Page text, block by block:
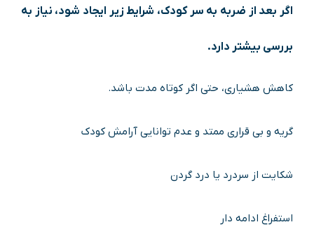
اگر بعد از ضربه به سر کودک، شرایط زیر ایجاد شود، نیاز به
بررسی بیشتر دارد.
کاهش هشیاری، حتی اگر کوتاه مدت باشد.
گریه و بی قراری ممتد و عدم توانایی آرامش کودک
شکایت از سردرد یا درد گردن
استفراغ ادامه دار